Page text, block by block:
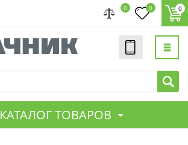
0 0 0
КАТАЛОГ ТОВАРОВ